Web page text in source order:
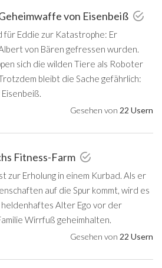
von Eisenbeiß
für Eddie zur Katastrophe: Er
von Bären gefressen wurden.
sich die wilden Tiere als Roboter
bleibt die Sache gefährlich:
Gesehen von 22 Usern
Fitness-Farm
zur Erholung in einem Kurbad. Als er
auf die Spur kommt, wird es
heldenhaftes Alter Ego vor der
Wirrfuß geheimhalten.
Gesehen von 22 Usern